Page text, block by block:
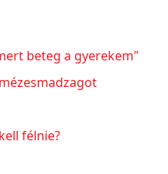
beteg a gyerekem"
félnie?